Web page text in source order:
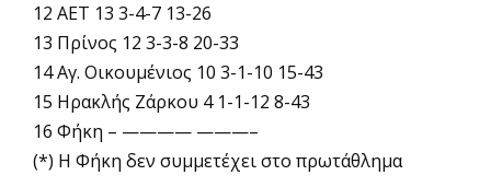
12 ΑΕΤ 13 3-4-7 13-26
13 Πρίνος 12 3-3-8 20-33
14 Αγ. Οικουμένιος 10 3-1-10 15-43
15 Ηρακλής Ζάρκου 4 1-1-12 8-43
16 Φήκη – ———— ———–
(*) Η Φήκη δεν συμμετέχει στο πρωτάθλημα